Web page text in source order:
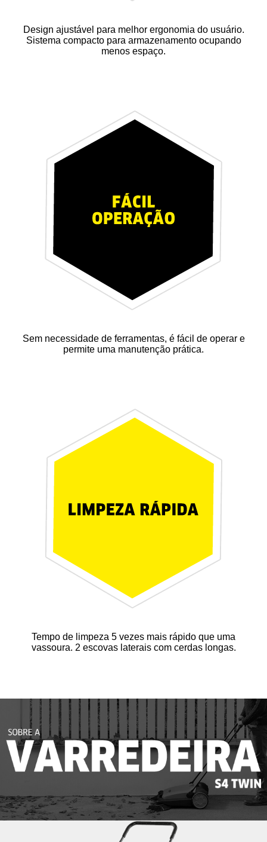
Design ajustável para melhor ergonomia do usuário.
Sistema compacto para armazenamento ocupando
menos espaço.
Sem necessidade de ferramentas, é fácil de operar e
permite uma manutenção prática.
Tempo de limpeza 5 vezes mais rápido que uma
vassoura. 2 escovas laterais com cerdas longas.